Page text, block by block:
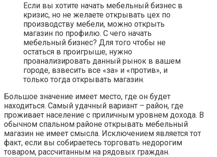
Если вы хотите начать мебельный бизнес в
кризис, но не желаете открывать цех по
производству мебели, можно открыть
магазин по профилю. С чего начать
мебельный бизнес? Для того чтобы не
остаться в проигрыше, нужно
проанализировать данный рынок в вашем
городе, взвесить все «за» и «против», и
только тогда открывать магазин.
Большое значение имеет место, где он будет
находиться. Самый удачный вариант – район, где
проживает население с приличным уровнем дохода. В
обычном спальном районе открывать мебельный
магазин не имеет смысла. Исключением является тот
факт, если вы собираетесь торговать недорогим
товаром, рассчитанным на рядовых граждан.